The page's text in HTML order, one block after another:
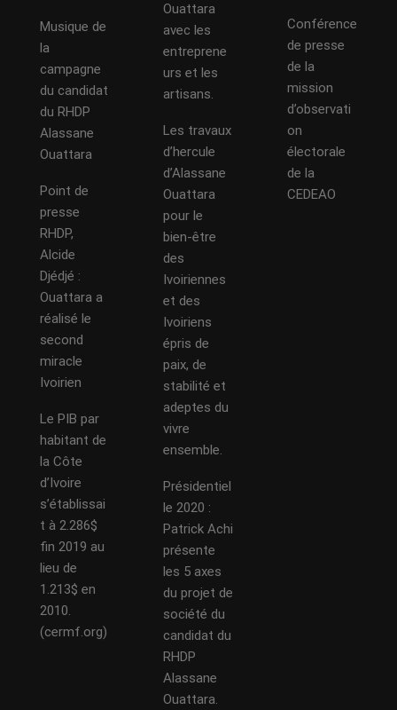
Musique de
la
campagne
du candidat
du RHDP
Alassane
Ouattara
Point de
presse
RHDP,
Alcide
Djédjé :
Ouattara a
réalisé le
second
miracle
Ivoirien
Le PIB par
habitant de
la Côte
d’Ivoire
s’établissai
t à 2.286$
fin 2019 au
lieu de
1.213$ en
2010.
(cermf.org)
Ouattara
avec les
entreprene
urs et les
artisans.
Les travaux
d’hercule
d’Alassane
Ouattara
pour le
bien-être
des
Ivoiriennes
et des
Ivoiriens
épris de
paix, de
stabilité et
adeptes du
vivre
ensemble.
Présidentiel
le 2020 :
Patrick Achi
présente
les 5 axes
du projet de
société du
candidat du
RHDP
Alassane
Ouattara.
Conférence
de presse
de la
mission
d’observati
on
électorale
de la
CEDEAO